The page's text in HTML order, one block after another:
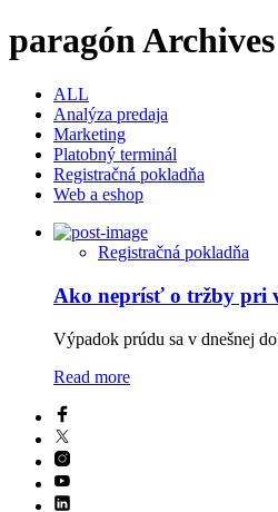
paragón
ALL
Analýza predaja
Marketing
Platobný terminál
Registračná pokladňa
Web a eshop
Registračná pokladňa
Ako neprísť o tržby pri
Výpadok prúdu sa v dnešnej
Read more